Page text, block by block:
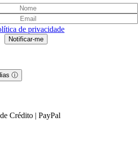
de privacidade
ⓘ
Crédito | PayPal